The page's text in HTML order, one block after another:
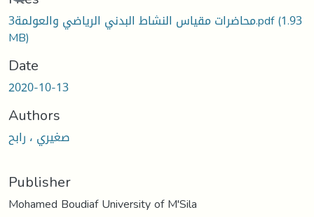
محاضرات مقياس النشاط البدني الرياضي والعولمة3.pdf(1.93
MB)
Date
2020-10-13
Authors
صغيري ، رابح
Publisher
Mohamed Boudiaf University of M'Sila